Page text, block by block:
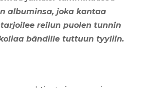
albuminsa, joka kantaa
reilun puolen tunnin
bändille tuttuun tyyliin.